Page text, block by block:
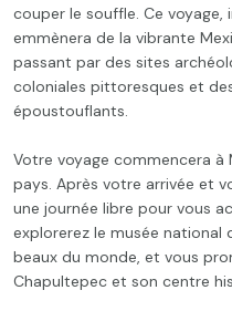
couper le souffle. Ce voyage,
emmènera de la vibrante
passant par des sites
coloniales pittoresques et
époustouflants.
Votre voyage commencera
pays. Après votre arrivée et
une journée libre pour vous
explorerez le musée national
beaux du monde, et vous
Chapultepec et son centre